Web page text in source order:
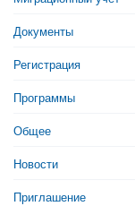
Документы
Регистрация
Программы
Общее
Новости
Приглашение